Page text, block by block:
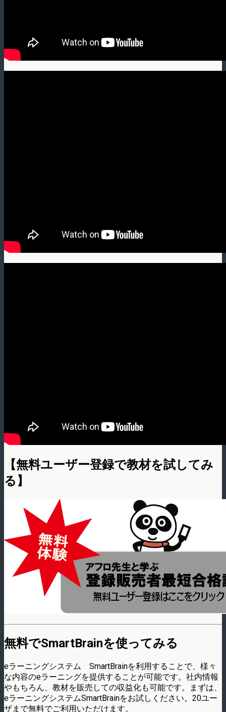
【無料ユーザー登録で教材を試してみ
る】
無料でSmartBrainを使ってみる
eラーニングシステム SmartBrainを利用することで、様々
な内容のeラーニングを提供することが可能です。社内情報
やもちろん、教材を販売しての収益化も可能です。まずは、
eラーニングシステムSmartBrainをお試しください。20ユー
ザまで無料でご利用いただけます。